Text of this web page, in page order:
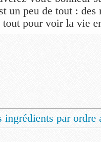
un peu de tout : des
tout pour voir la vie
ingrédients par ordre